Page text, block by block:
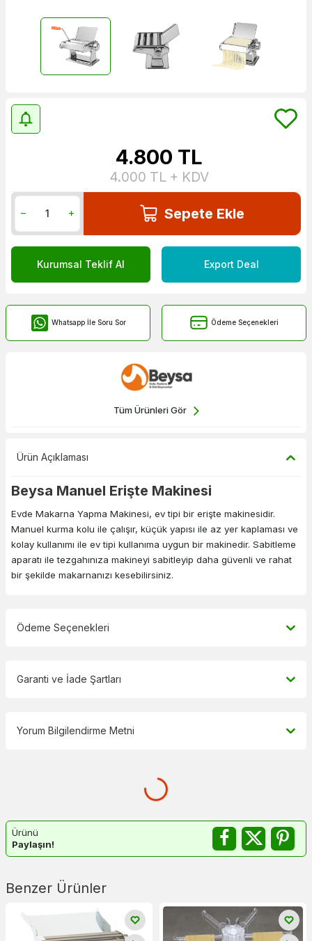
4.800 TL
4.000 TL + KDV
Sepete Ekle
Kurumsal Teklif Al Export Deal
Whatsapp İle Soru Sor Ödeme Seçenekleri
Tüm Ürünleri Gör
Ürün Açıklaması
Beysa Manuel Erişte Makinesi
Evde Makarna Yapma Makinesi, ev tipi bir erişte makinesidir.
Manuel kurma kolu ile çalışır, küçük yapısı ile az yer kaplaması ve
kolay kullanımı ile ev tipi kullanıma uygun bir makinedir. Sabitleme
aparatı ile tezgahınıza makineyi sabitleyip daha güvenli ve rahat
bir şekilde makarnanızı kesebilirsiniz.
Ödeme Seçenekleri
Garanti ve İade Şartları
Yorum Bilgilendirme Metni
Ürünü
Paylaşın!
Benzer Ürünler